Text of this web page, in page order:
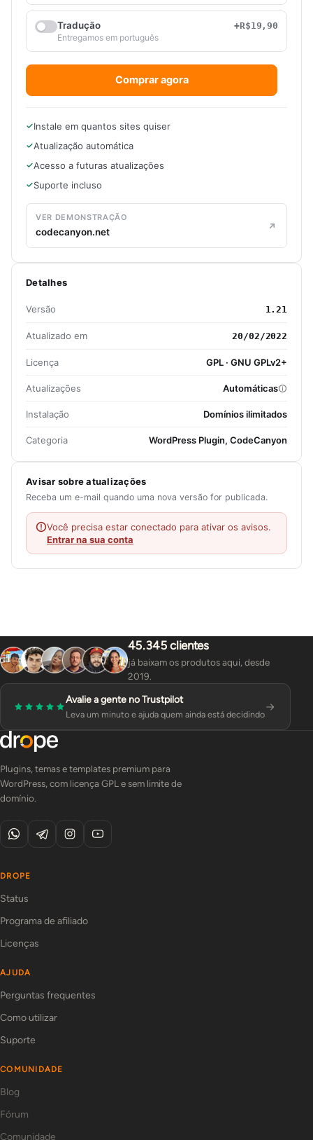
Tradução
+R$19,90
Entregamos em português
Comprar agora
Instale em quantos sites quiser
Atualização automática
Acesso a futuras atualizações
Suporte incluso
VER DEMONSTRAÇÃO
codecanyon.net
Detalhes
Versão 1.21
Atualizado em 20/02/2022
Licença GPL · GNU GPLv2+
Atualizações Automáticas
Instalação Domínios ilimitados
Categoria WordPress Plugin, CodeCanyon
Avisar sobre atualizações
Receba um e-mail quando uma nova versão for publicada.
Você precisa estar conectado para ativar os avisos.
Entrar na sua conta
45.345 clientes
já baixam os produtos aqui, desde
2019.
Avalie a gente no Trustpilot
Leva um minuto e ajuda quem ainda está decidindo
Plugins, temas e templates premium para
WordPress, com licença GPL e sem limite de
domínio.
DROPE
Status
Programa de afiliado
Licenças
AJUDA
Perguntas frequentes
Como utilizar
Suporte
COMUNIDADE
Blog
Fórum
Comunidade